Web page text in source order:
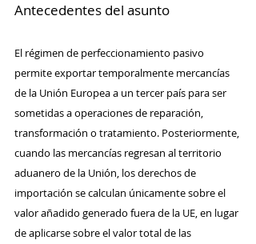
Antecedentes del asunto
El régimen de perfeccionamiento pasivo
permite exportar temporalmente mercancías
de la Unión Europea a un tercer país para ser
sometidas a operaciones de reparación,
transformación o tratamiento. Posteriormente,
cuando las mercancías regresan al territorio
aduanero de la Unión, los derechos de
importación se calculan únicamente sobre el
valor añadido generado fuera de la UE, en lugar
de aplicarse sobre el valor total de las